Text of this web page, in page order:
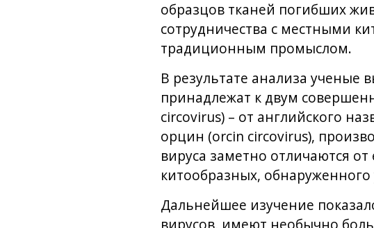
образцов тканей погибших
сотрудничества с местными
традиционным промыслом.
В результате анализа ученые
принадлежат к двум
circovirus) – от английского
орцин (orcin circovirus),
вируса заметно отличаются
китообразных,
Дальнейшее изучение